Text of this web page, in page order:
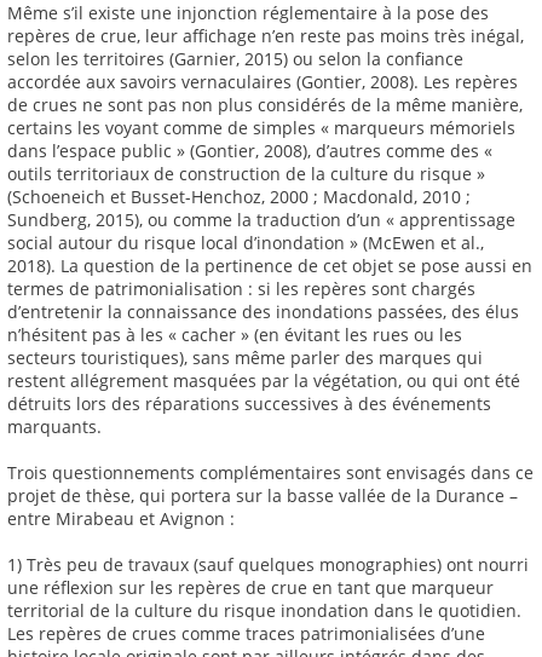
Même s’il existe une injonction réglementaire à la pose des
repères de crue, leur affichage n’en reste pas moins très inégal,
selon les territoires (Garnier, 2015) ou selon la confiance
accordée aux savoirs vernaculaires (Gontier, 2008). Les repères
de crues ne sont pas non plus considérés de la même manière,
certains les voyant comme de simples « marqueurs mémoriels
dans l’espace public » (Gontier, 2008), d’autres comme des «
outils territoriaux de construction de la culture du risque »
(Schoeneich et Busset-Henchoz, 2000 ; Macdonald, 2010 ;
Sundberg, 2015), ou comme la traduction d’un « apprentissage
social autour du risque local d’inondation » (McEwen et al.,
2018). La question de la pertinence de cet objet se pose aussi en
termes de patrimonialisation : si les repères sont chargés
d’entretenir la connaissance des inondations passées, des élus
n’hésitent pas à les « cacher » (en évitant les rues ou les
secteurs touristiques), sans même parler des marques qui
restent allégrement masquées par la végétation, ou qui ont été
détruits lors des réparations successives à des événements
marquants.
Trois questionnements complémentaires sont envisagés dans ce
projet de thèse, qui portera sur la basse vallée de la Durance –
entre Mirabeau et Avignon :
1) Très peu de travaux (sauf quelques monographies) ont nourri
une réflexion sur les repères de crue en tant que marqueur
territorial de la culture du risque inondation dans le quotidien.
Les repères de crues comme traces patrimonialisées d’une